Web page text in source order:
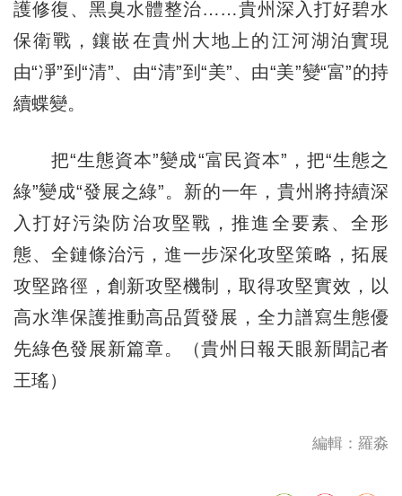
護修復、黑臭水體整治……貴州深入打好碧水
保衛戰，鑲嵌在貴州大地上的江河湖泊實現
由“凈”到“清”、由“清”到“美”、由“美”變“富”的持
續蝶變。
把“生態資本”變成“富民資本”，把“生態之
綠”變成“發展之綠”。新的一年，貴州將持續深
入打好污染防治攻堅戰，推進全要素、全形
態、全鏈條治污，進一步深化攻堅策略，拓展
攻堅路徑，創新攻堅機制，取得攻堅實效，以
高水準保護推動高品質發展，全力譜寫生態優
先綠色發展新篇章。（貴州日報天眼新聞記者
王瑤）
編輯：羅淼